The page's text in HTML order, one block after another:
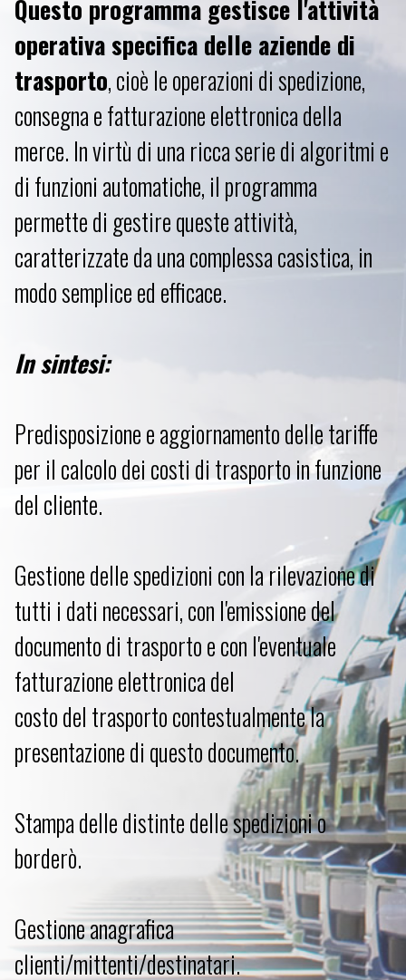
Questo programma gestisce l'attività
operativa specifica delle aziende di
trasporto, cioè le operazioni di spedizione,
consegna e fatturazione elettronica della
merce. In virtù di una ricca serie di algoritmi e
di funzioni automatiche, il programma
permette di gestire queste attività,
caratterizzate da una complessa casistica, in
modo semplice ed efficace.
In sintesi:
Predisposizione e aggiornamento delle tariffe
per il calcolo dei costi di trasporto in funzione
del cliente.
Gestione delle spedizioni con la rilevazione di
tutti i dati necessari, con l'emissione del
documento di trasporto e con l'eventuale
fatturazione elettronica del
costo del trasporto contestualmente la
presentazione di questo documento.
Stampa delle distinte delle spedizioni o
borderò.
Gestione anagrafica
clienti/mittenti/destinatari.